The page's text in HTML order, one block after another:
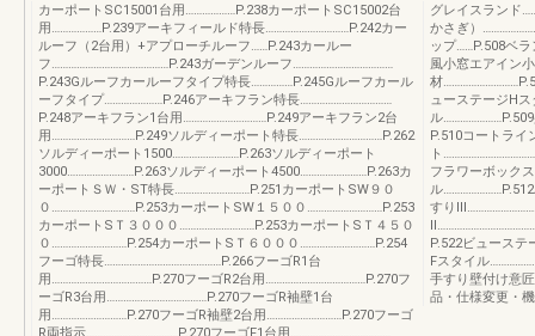
カーポートSC15001台用………………P.238カーポートSC15002台
用………………P.239アーキフィールド特長…………………………P.242カー
ルーフ（2台用）+アプローチルーフ……P.243カールー
フ……………………………………P.243ガーデンルーフ………………………………
P.243Gルーフカールーフタイプ特長……………P.245Gルーフカール
ーフタイプ…………………P.246アーキフラン特長……………………………
P.248アーキフラン1台用…………………………P.249アーキフラン2台
用…………………………P.249ソルディーポート特長…………………………P.262
ソルディーポート1500……………………P.263ソルディーポート
3000……………………P.263ソルディーポート4500……………………P.263カ
ーポートＳＷ・ST特長………………………P.251カーポートSW９０
０…………………………P.253カーポートSW１５００………………………P.253
カーポートSＴ３０００………………………P.253カーポートSＴ４５０
０………………………P.254カーポートSＴ６０００………………………P.254
フーゴ特長……………………………………P.266フーゴR1台
用………………………………P.270フーゴR2台用………………………………P.270フ
ーゴR3台用………………………………P.270フーゴR袖壁1台
用………………………P.270フーゴR袖壁2台用………………………P.270フーゴ
R両指示……………………………P.270フーゴF1台用………………………………
グレイスランド
かさぎ）
ップ……P.508ベ
風小窓エアイン
材
ューステージH
ル
P.510コートラ
ト
フラワーボック
ル
すり
P.522ビュース
Fスタイル
手すり壁付け意
品・仕様変更・